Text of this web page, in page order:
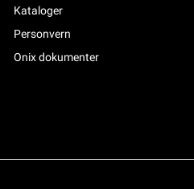
Kataloger
Personvern
Onix dokumenter